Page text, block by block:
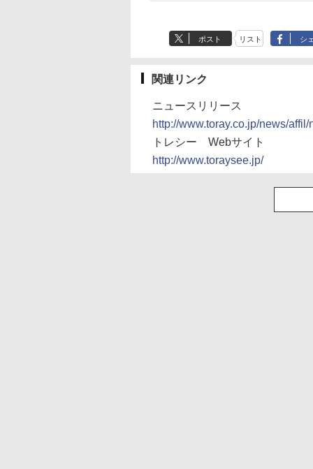
ポスト リスト シ
関連リンク
ニュースリリース
http://www.toray.co.jp/news/
トレシー Webサイト
http://www.toraysee.jp/